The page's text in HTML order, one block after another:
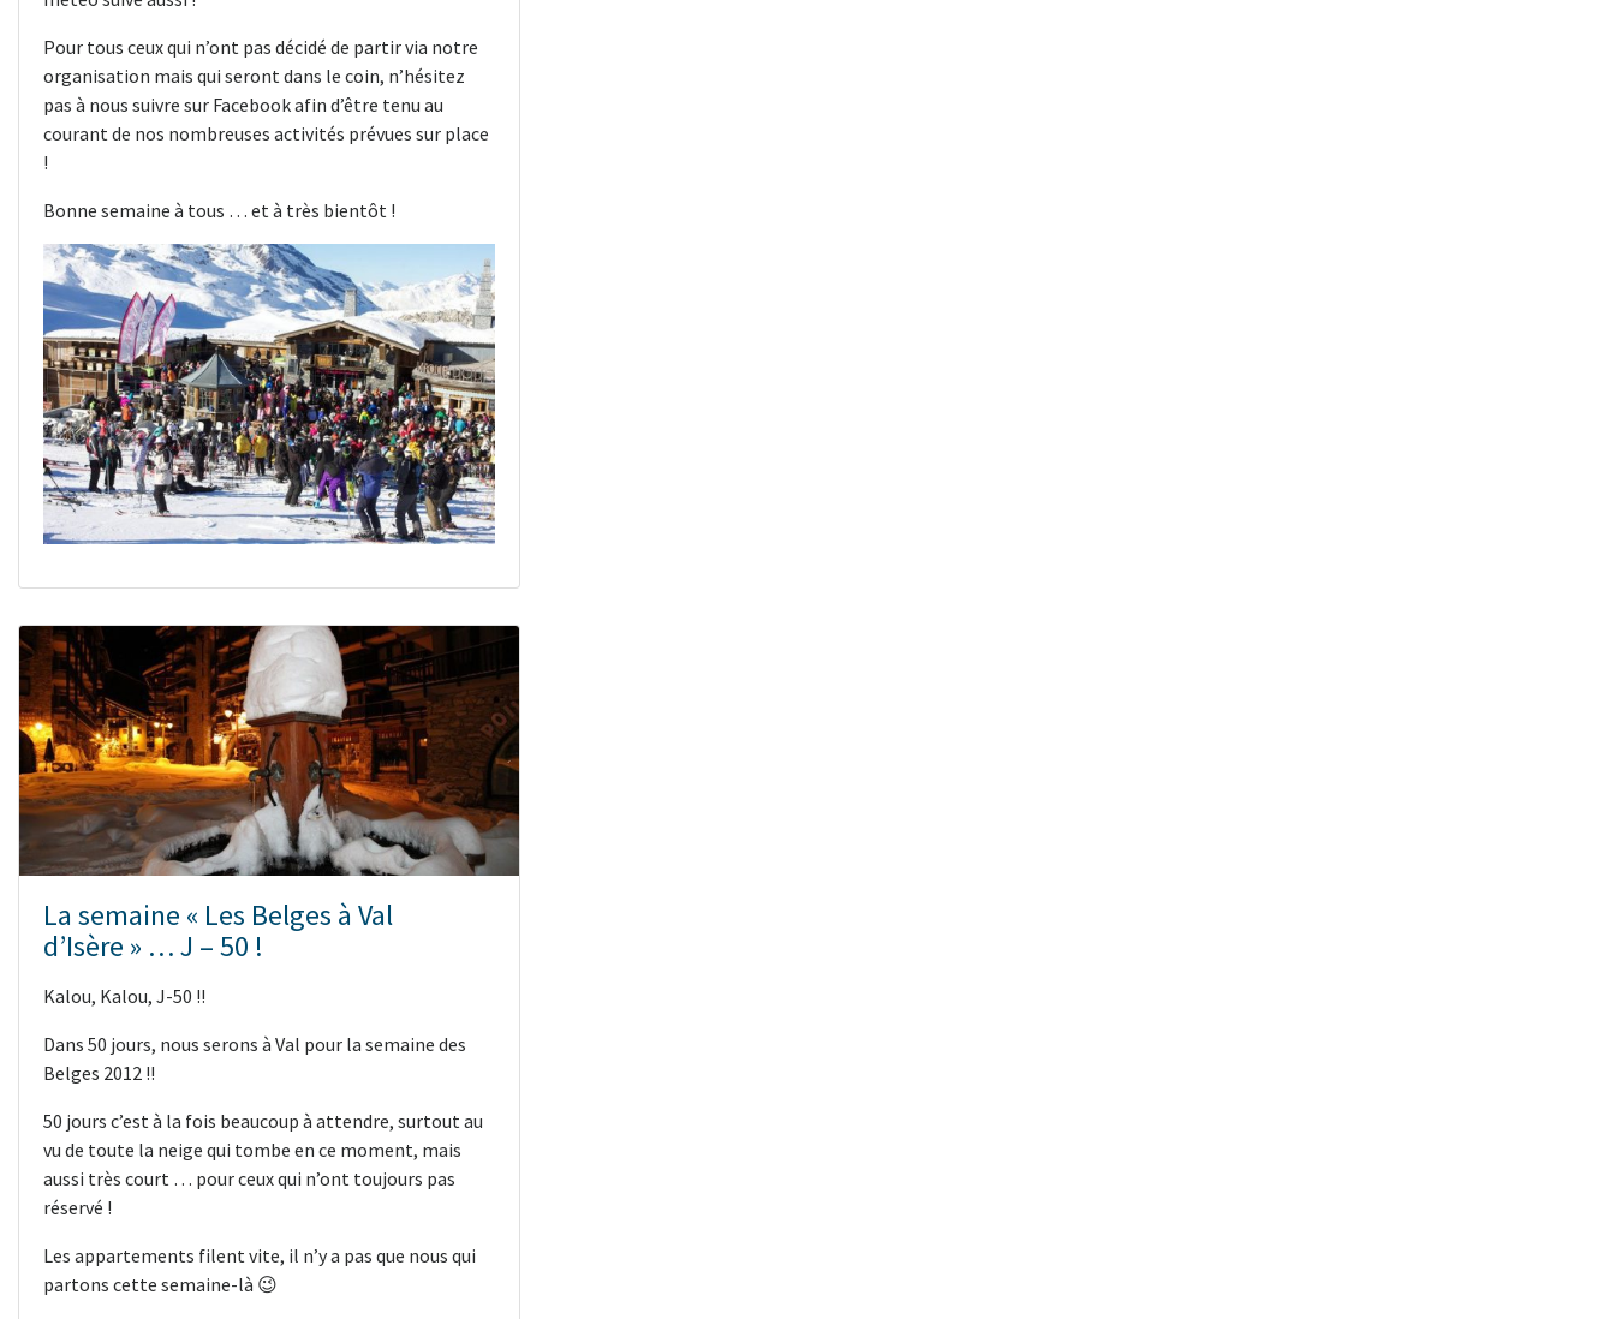
Pour tous ceux qui n’ont pas décidé de partir via notre
organisation mais qui seront dans le coin, n’hésitez
pas à nous suivre sur Facebook afin d’être tenu au
courant de nos nombreuses activités prévues sur place
!
Bonne semaine à tous … et à très bientôt !
La semaine « Les Belges à Val
d’Isère » … J – 50 !
Kalou, Kalou, J-50 !!
Dans 50 jours, nous serons à Val pour la semaine des
Belges 2012 !!
50 jours c’est à la fois beaucoup à attendre, surtout au
vu de toute la neige qui tombe en ce moment, mais
aussi très court … pour ceux qui n’ont toujours pas
réservé !
Les appartements filent vite, il n’y a pas que nous qui
partons cette semaine-là 😉